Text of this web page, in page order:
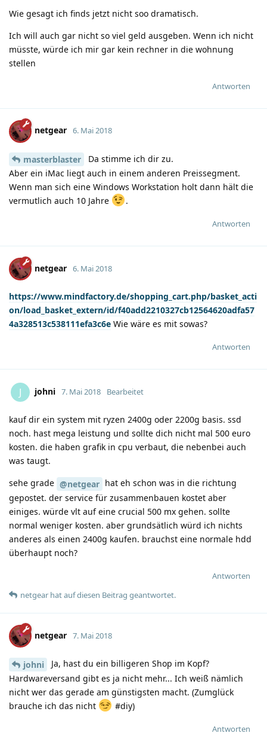
Wie gesagt ich finds jetzt nicht soo dramatisch.
Ich will auch gar nicht so viel geld ausgeben. Wenn ich nicht
müsste, würde ich mir gar kein rechner in die wohnung
stellen
Antworten
netgear 6. Mai 2018
masterblaster
Da stimme ich dir zu.
Aber ein iMac liegt auch in einem anderen Preissegment.
Wenn man sich eine Windows Workstation holt dann hält die
vermutlich auch 10 Jahre
.
Antworten
netgear 6. Mai 2018
https://www.mindfactory.de/shopping_cart.php/basket_acti
on/load_basket_extern/id/f40add2210327cb12564620adfa57
4a328513c538111efa3c6e Wie wäre es mit sowas?
Antworten
J johni 7. Mai 2018 Bearbeitet
kauf dir ein system mit ryzen 2400g oder 2200g basis. ssd
noch. hast mega leistung und sollte dich nicht mal 500 euro
kosten. die haben grafik in cpu verbaut, die nebenbei auch
was taugt.
sehe grade @netgear hat eh schon was in die richtung
gepostet. der service für zusammenbauen kostet aber
einiges. würde vlt auf eine crucial 500 mx gehen. sollte
normal weniger kosten. aber grundsätlich würd ich nichts
anderes als einen 2400g kaufen. brauchst eine normale hdd
überhaupt noch?
Antworten
netgear hatauf diesen Beitrag geantwortet.
netgear 7. Mai 2018
johni
Ja, hast du ein billigeren Shop im Kopf?
Hardwareversand gibt es ja nicht mehr... Ich weiß nämlich
nicht wer das gerade am günstigsten macht. (Zumglück
brauche ich das nicht
#diy)
Antworten